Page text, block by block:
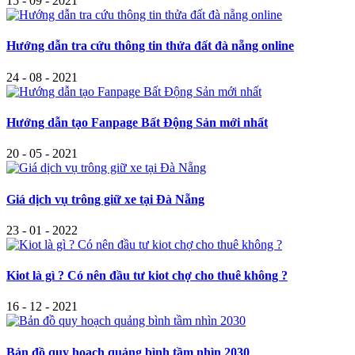
Hướng dẫn tra cứu thông tin thửa đất đà nẵng online
24 - 08 - 2021
Hướng dẫn tạo Fanpage Bất Động Sản mới nhất
20 - 05 - 2021
Giá dịch vụ trông giữ xe tại Đà Nẵng
23 - 01 - 2022
Kiot là gì ? Có nên đầu tư kiot chợ cho thuê không ?
16 - 12 - 2021
Bản đồ quy hoạch quảng bình tầm nhìn 2030